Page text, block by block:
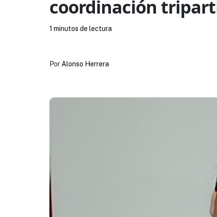
coordinación
Por Alonso Herrera
1 minutos de lectura